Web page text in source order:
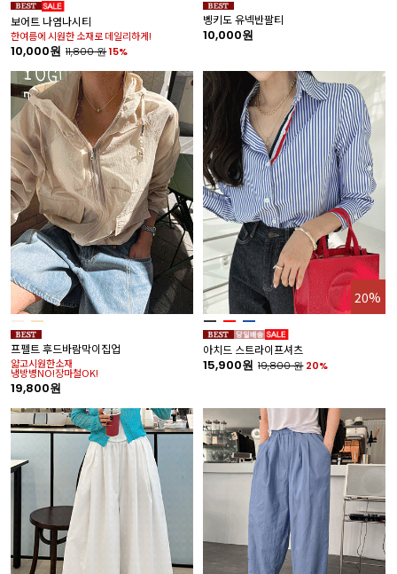
보어트 나염나시티
한여름에 시원한 소재로 데일리하게!
10,000원 11,800원15%
벵키도 유넥반팔티
10,000원
프펠트 후드바람막이집업
얇고시원한소재
냉방병NO!장마철OK!
19,800원
20%
아치드 스트라이프셔츠
15,900원 19,800원 20%